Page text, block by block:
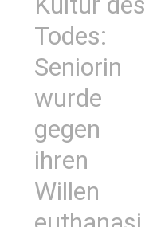
Todes:
Seniorin
wurde
gegen
ihren
Willen